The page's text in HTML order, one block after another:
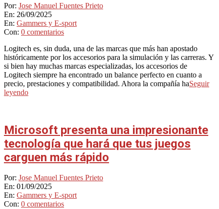
2025-
09-
26
Por: Jose Manuel Fuentes Prieto
En: 26/09/2025
En: Gammers y E-sport
Con: 0 comentarios
Logitech es, sin duda, una de las marcas que más han apostado
históricamente por los accesorios para la simulación y las carreras. Y
si bien hay muchas marcas especializadas, los accesorios de
Logitech siempre ha encontrado un balance perfecto en cuanto a
precio, prestaciones y compatibilidad. Ahora la compañía haSeguir
leyendo
Microsoft presenta una impresionante
tecnología que hará que tus juegos
carguen más rápido
2025-
09-
01
Por: Jose Manuel Fuentes Prieto
En: 01/09/2025
En: Gammers y E-sport
Con: 0 comentarios